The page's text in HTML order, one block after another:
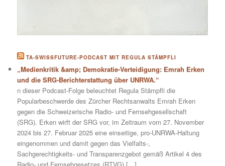
TA-SWISSFUTURE-PODCAST MIT REGULA STÄMPFLI
„Medienkritik &amp; Demokratie-Verteidigung: Emrah Erken
und die SRG-Berichterstattung über UNRWA.“
n dieser Podcast-Folge beleuchtet Regula Stämpfli die
Popularbeschwerde des Zürcher Rechtsanwalts Emrah Erken
gegen die Schweizerische Radio- und Fernsehgesellschaft
(SRG). Erken wirft der SRG vor, im Zeitraum vom 27. November
2024 bis 27. Februar 2025 eine einseitige, pro-UNRWA-Haltung
eingenommen und damit gegen das Vielfalts-,
Sachgerechtigkeits- und Transparenzgebot gemäß Artikel 4 des